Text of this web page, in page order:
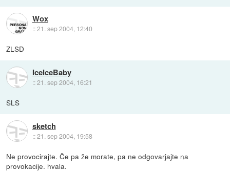
Wox
::21. sep 2004, 12:40
ZLSD
IceIceBaby
::21. sep 2004, 16:21
SLS
sketch
::21. sep 2004, 19:58
Ne provocirajte. Če pa že morate, pa ne odgovarjajte na
provokacije. hvala.